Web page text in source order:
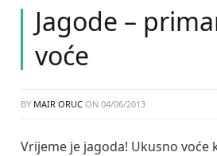
Jagode –
voće
BY MAIR ORUC ON 04/06/2013
Vrijeme je jagoda! Ukusno voće